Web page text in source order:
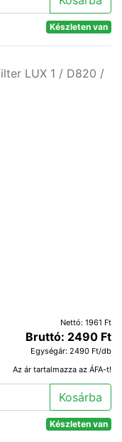
Készleten van
LUX 1 / D820 /
Nettó: 1961 Ft
Bruttó: 2490 Ft
Egységár: 2490 Ft/db
Az ár tartalmazza az ÁFA-t!
Kosárba
Készleten van